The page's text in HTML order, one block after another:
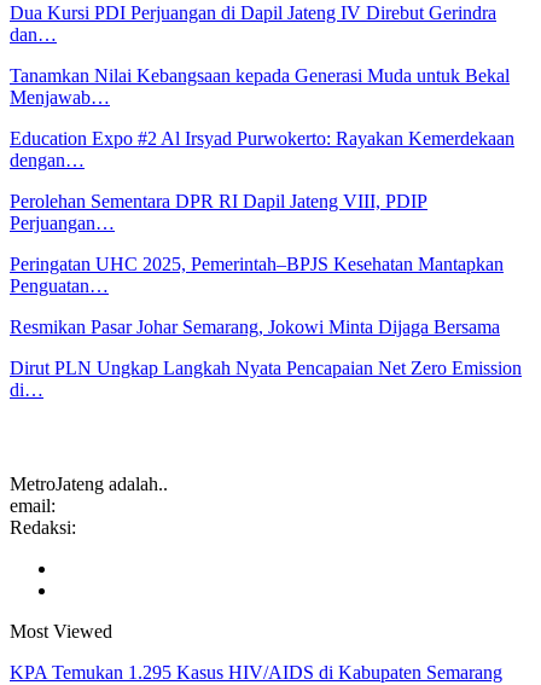
Dua Kursi PDI Perjuangan di Dapil Jateng IV Direbut Gerindra
dan…
Tanamkan Nilai Kebangsaan kepada Generasi Muda untuk Bekal
Menjawab…
Education Expo #2 Al Irsyad Purwokerto: Rayakan Kemerdekaan
dengan…
Perolehan Sementara DPR RI Dapil Jateng VIII, PDIP
Perjuangan…
Peringatan UHC 2025, Pemerintah–BPJS Kesehatan Mantapkan
Penguatan…
Resmikan Pasar Johar Semarang, Jokowi Minta Dijaga Bersama
Dirut PLN Ungkap Langkah Nyata Pencapaian Net Zero Emission
di…
MetroJateng adalah..
email:
Redaksi:
Most Viewed
KPA Temukan 1.295 Kasus HIV/AIDS di Kabupaten Semarang